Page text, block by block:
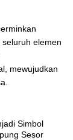
elemen
mewujudkan
Simbol
Sesor